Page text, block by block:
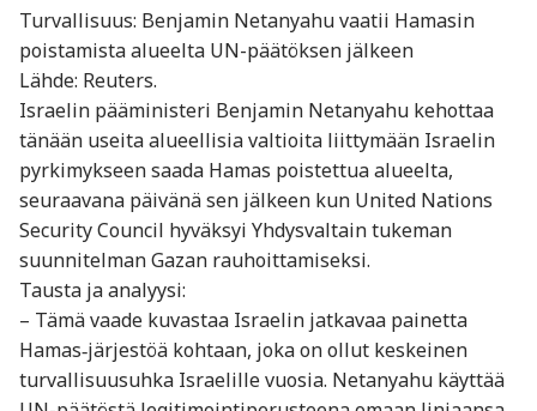
Turvallisuus: Benjamin Netanyahu vaatii Hamasin
poistamista alueelta UN-päätöksen jälkeen
Lähde: Reuters.
Israelin pääministeri Benjamin Netanyahu kehottaa
tänään useita alueellisia valtioita liittymään Israelin
pyrkimykseen saada Hamas poistettua alueelta,
seuraavana päivänä sen jälkeen kun United Nations
Security Council hyväksyi Yhdysvaltain tukeman
suunnitelman Gazan rauhoittamiseksi.
Tausta ja analyysi:
– Tämä vaade kuvastaa Israelin jatkavaa painetta
Hamas‐järjestöä kohtaan, joka on ollut keskeinen
turvallisuusuhka Israelille vuosia. Netanyahu käyttää